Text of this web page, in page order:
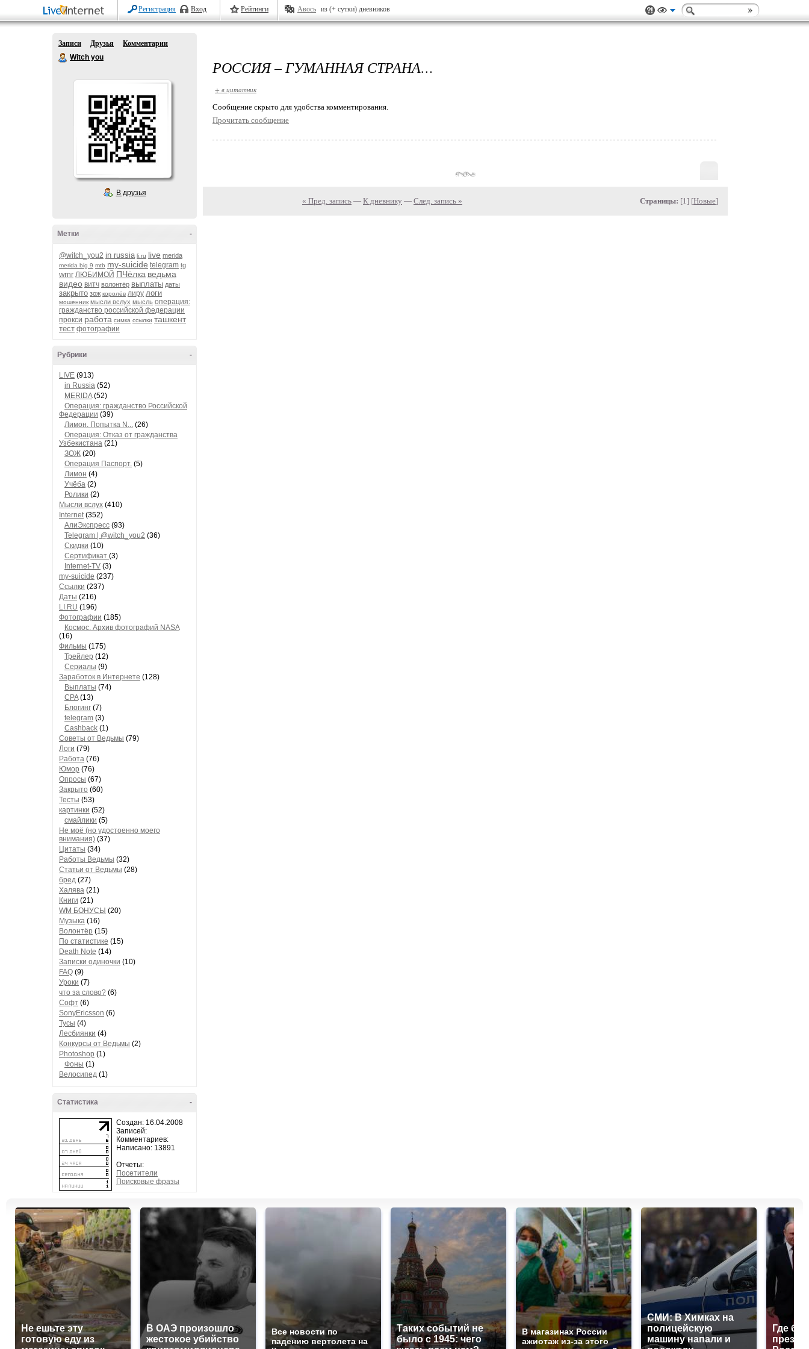
Регистрация Вход Рейтинги Авось из (+ сутки) дневников
Записи Друзья
Комментарии
Witch you
В друзья
-
Метки
@witch_you2 in russia li.ru live merida
merida big 9 mtb my-suicide telegram tg
wmr ЛЮБИМОЙ ПЧёлка ведьма
видео витч волонтёр выплаты даты
закрыто зож королёв лиру логи
мошенник мысли вслух мысль операция:
гражданство российской федерации
прокси работа симка ссылки ташкент
тест фотографии
-
Рубрики
LIVE (913)
in Russia (52)
MERIDA(52)
Операция: гражданство Российской
Федерации (39)
Лимон. Попытка N... (26)
Операция: Отказ от гражданства
Узбекистана (21)
ЗОЖ (20)
Операция Паспорт. (5)
Лимон (4)
Учёба (2)
Ролики (2)
Мысли вслух (410)
Internet(352)
АлиЭкспресс (93)
Telegram | @witch_you2 (36)
Скидки (10)
Сертификат (3)
Internet-TV (3)
my-suicide (237)
Ссылки (237)
Даты (216)
LI.RU (196)
Фотографии (185)
Космос. Архив фотографий NASA
(16)
Фильмы (175)
Трейлер (12)
Сериалы (9)
Заработок в Интернете (128)
Выплаты (74)
CPA(13)
Блогинг (7)
telegram (3)
Cashback (1)
Советы от Ведьмы (79)
Логи (79)
Работа (76)
Юмор (76)
Опросы (67)
Закрыто (60)
Тесты (53)
картинки (52)
смайлики (5)
Не моё (но удостоенно моего
внимания) (37)
Цитаты (34)
Работы Ведьмы (32)
Статьи от Ведьмы (28)
бред (27)
Халява (21)
Книги (21)
WM БОНУСЫ (20)
Музыка (16)
Волонтёр (15)
По статистике (15)
Death Note (14)
Записки одиночки (10)
FAQ (9)
Уроки (7)
что за слово? (6)
Софт (6)
SonyEricsson (6)
Тусы (4)
Лесбиянки (4)
Конкурсы от Ведьмы (2)
Photoshop (1)
Фоны (1)
Велосипед (1)
-
Статистика
Создан: 16.04.2008
Записей:
Комментариев:
Написано: 13891
Отчеты:
Посетители
Поисковые фразы
РОССИЯ – ГУМАННАЯ СТРАНА…
+ в цитатник
Cообщение скрыто для удобства комментирования.
Прочитать сообщение
« Пред. запись — К дневнику — След. запись » Страницы: [1] [Новые]
Не ешьте эту
готовую еду из
В ОАЭ произошло
жестокое убийство
Все новости по
падению вертолета на
Таких событий не
было с 1945: чего
В магазинах России
ажиотаж из-за этого
СМИ: В Химках на
полицейскую
машину напали и
Где